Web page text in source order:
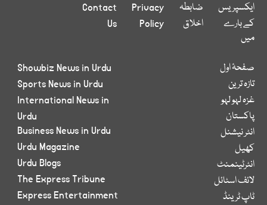
ایکسپریس
کے بارے
میں
ضابطہ
اخلاق
Privacy
Policy
Contact
Us
صفحۂ اول
تازہ ترین
غزہ لہو لہو
پاکستان
انٹر نیشنل
کھیل
انٹرٹینمنٹ
لائف اسٹائل
ٹاپ ٹرینڈ
Showbiz News in Urdu
Sports News in Urdu
International News in
Urdu
Business News in Urdu
Urdu Magazine
Urdu Blogs
The Express Tribune
Express Entertainment